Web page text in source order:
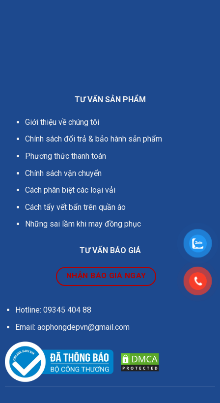
TƯ VẤN SẢN PHẨM
Giới thiệu về chúng tôi
Chính sách đổi trả & bảo hành sản phẩm
Phương thức thanh toán
Chính sách vận chuyển
Cách phân biệt các loại vải
Cách tẩy vết bẩn trên quần áo
Những sai lầm khi may đồng phục
TƯ VẤN BÁO GIÁ
NHẬN BÁO GIÁ NGAY
Hotline: 09345 404 88
Email: aophongdepvn@gmail.com